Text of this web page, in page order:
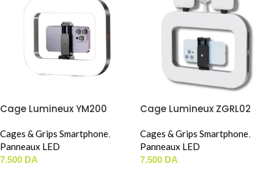
Cage Lumineux YM200
Cages & Grips Smartphone,
Panneaux LED
7.500 DA
Cage Lumineux ZGRL02
Cages & Grips Smartphone,
Panneaux LED
7.500 DA